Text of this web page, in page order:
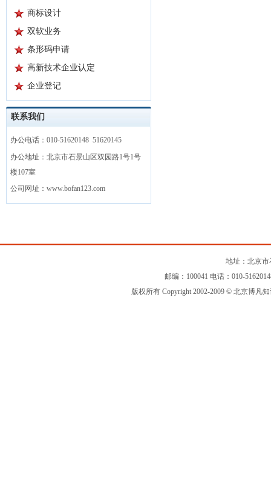
商标设计
双软业务
条形码申请
高新技术企业认定
企业登记
联系我们
办公电话：010-51620148 51620145
办公地址：北京市石景山区双园路1号1号
楼107室
公司网址：www.bofan123.com
地址：北京市
邮编：100041 电话：010-
版权所有 Copyright 2002-2009 © 北京博凡